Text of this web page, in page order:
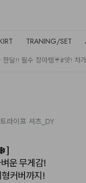
TRANING/SET
한달!! 필수 장마템☔#앗! 차
라이프 셔츠_DY
]
운 무게감!
커버까지!